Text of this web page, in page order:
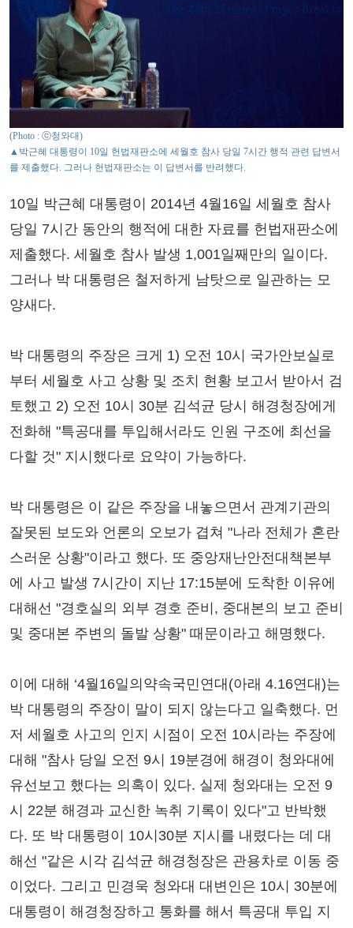
(Photo : ⓒ청와대)
▲박근혜 대통령이 10일 헌법재판소에 세월호 참사 당일 7시간 행적 관련 답변서
를 제출했다. 그러나 헌법재판소는 이 답변서를 반려했다.
10일 박근혜 대통령이 2014년 4월16일 세월호 참사
당일 7시간 동안의 행적에 대한 자료를 헌법재판소에
제출했다. 세월호 참사 발생 1,001일째만의 일이다.
그러나 박 대통령은 철저하게 남탓으로 일관하는 모
양새다.
박 대통령의 주장은 크게 1) 오전 10시 국가안보실로
부터 세월호 사고 상황 및 조치 현황 보고서 받아서 검
토했고 2) 오전 10시 30분 김석균 당시 해경청장에게
전화해 "특공대를 투입해서라도 인원 구조에 최선을
다할 것" 지시했다로 요약이 가능하다.
박 대통령은 이 같은 주장을 내놓으면서 관계기관의
잘못된 보도와 언론의 오보가 겹쳐 "나라 전체가 혼란
스러운 상황"이라고 했다. 또 중앙재난안전대책본부
에 사고 발생 7시간이 지난 17:15분에 도착한 이유에
대해선 "경호실의 외부 경호 준비, 중대본의 보고 준비
및 중대본 주변의 돌발 상황" 때문이라고 해명했다.
이에 대해 ‘4월16일의약속국민연대(아래 4.16연대)는
박 대통령의 주장이 말이 되지 않는다고 일축했다. 먼
저 세월호 사고의 인지 시점이 오전 10시라는 주장에
대해 "참사 당일 오전 9시 19분경에 해경이 청와대에
유선보고 했다는 의혹이 있다. 실제 청와대는 오전 9
시 22분 해경과 교신한 녹취 기록이 있다"고 반박했
다. 또 박 대통령이 10시30분 지시를 내렸다는 데 대
해선 "같은 시각 김석균 해경청장은 관용차로 이동 중
이었다. 그리고 민경욱 청와대 대변인은 10시 30분에
대통령이 해경청장하고 통화를 해서 특공대 투입 지